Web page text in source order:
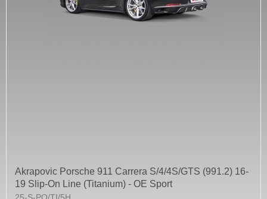
Akrapovic Porsche 911 Carrera S/4/4S/GTS (991.2) 16-
19 Slip-On Line (Titanium) - OE Sport